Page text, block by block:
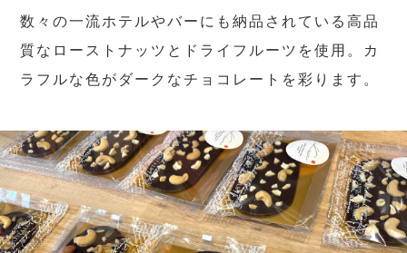
数々の一流ホテルやバーにも納品されている高品
質なローストナッツとドライフルーツを使用。カ
ラフルな色がダークなチョコレートを彩ります。